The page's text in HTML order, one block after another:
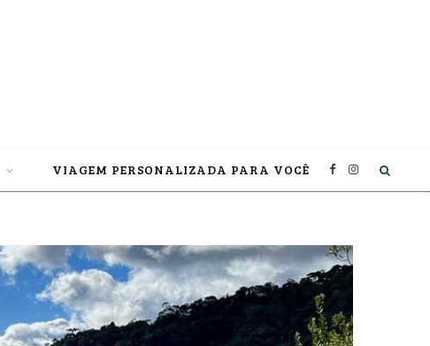
F
c
e
b
I
VIAGEM PERSONALIZADA PARA VOCÊ